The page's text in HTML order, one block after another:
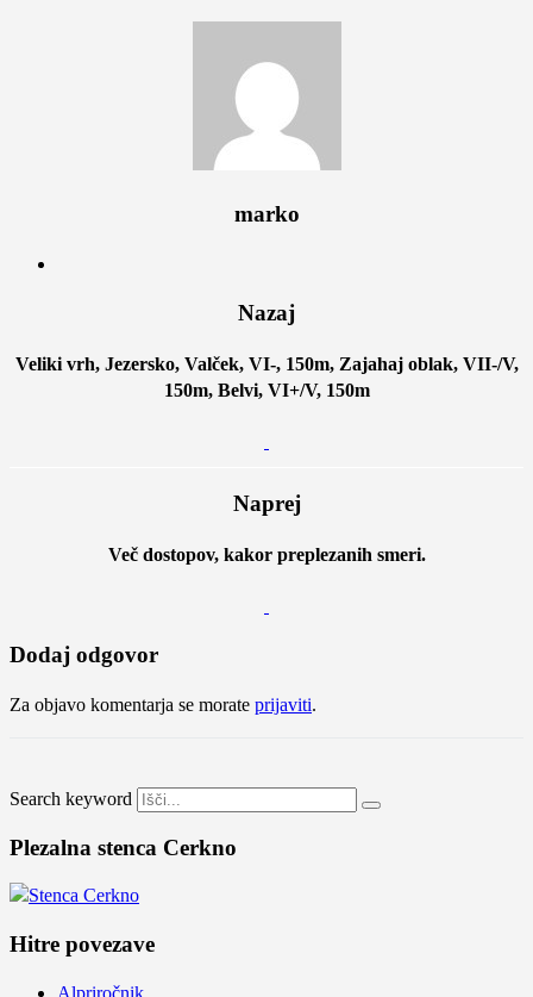
marko
Nazaj
Veliki vrh, Jezersko, Valček, VI-, 150m, Zajahaj oblak, VII-/V,
150m, Belvi, VI+/V, 150m
Naprej
Več dostopov, kakor preplezanih smeri.
Dodaj odgovor
Za objavo komentarja se morate prijaviti.
Search keyword
Plezalna stenca Cerkno
Hitre povezave
Alpriročnik